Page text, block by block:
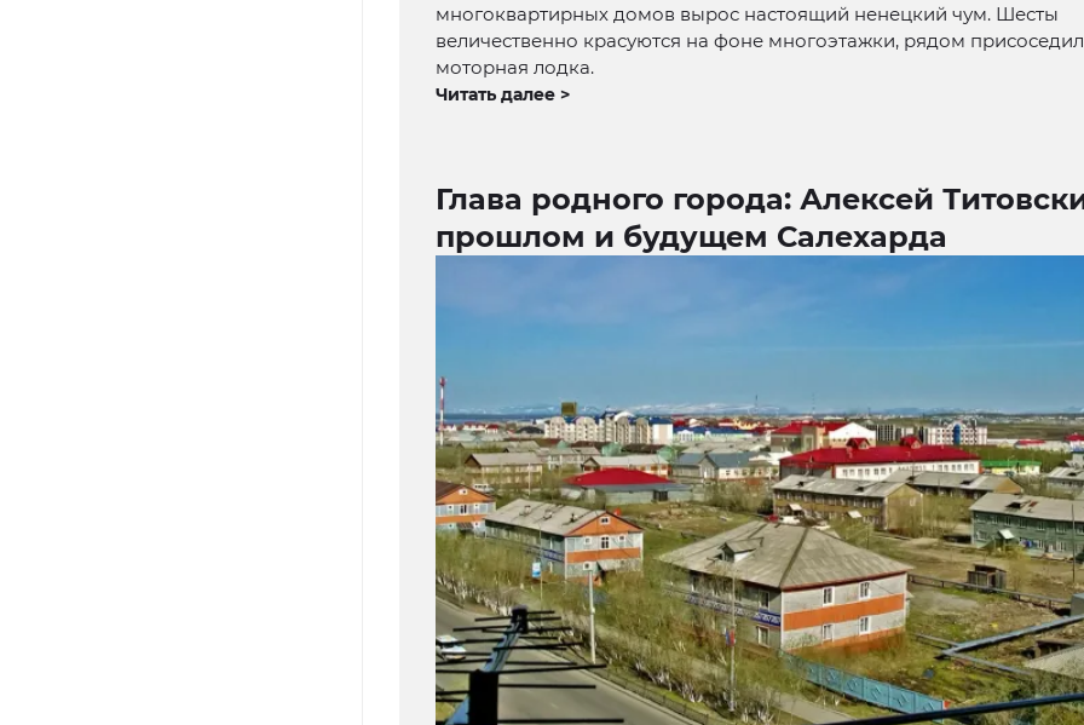
многоквартирных домов вырос настоящий ненецкий чум. Шесты
величественно красуются на фоне многоэтажки, рядом
моторная лодка.
Читать далее >
Глава родного города: Алексей
прошлом и будущем Салехарда